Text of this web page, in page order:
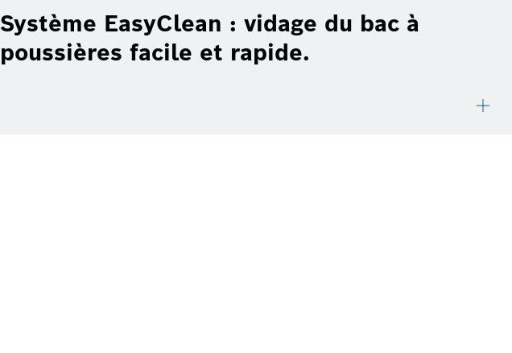
Système EasyClean : vidage du bac à
poussières facile et rapide.